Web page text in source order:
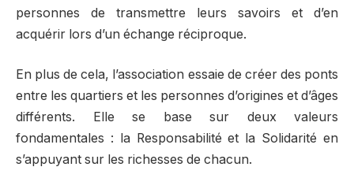
personnes de transmettre leurs savoirs et d’en
acquérir lors d’un échange réciproque.
En plus de cela, l’association essaie de créer des ponts
entre les quartiers et les personnes d’origines et d’âges
différents. Elle se base sur deux valeurs
fondamentales : la Responsabilité et la Solidarité en
s’appuyant sur les richesses de chacun.